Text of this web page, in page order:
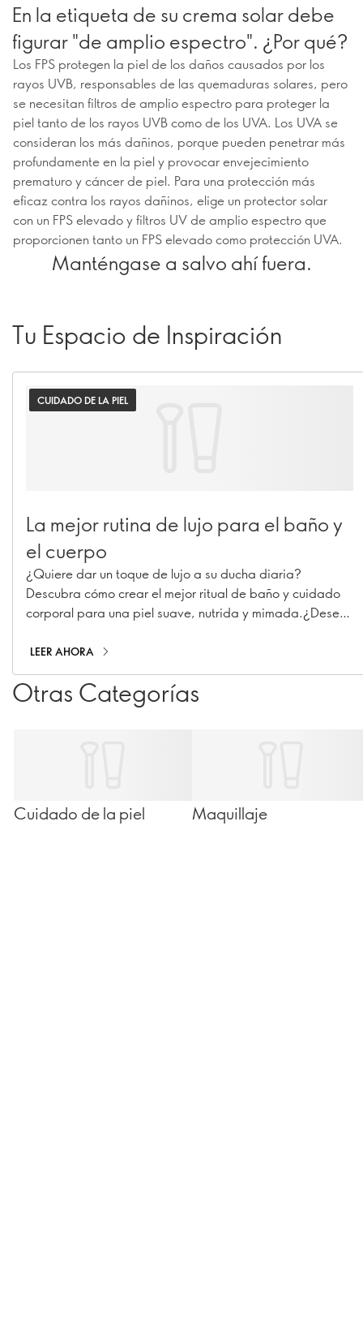
En la etiqueta de su crema solar debe
figurar "de amplio espectro". ¿Por qué?
Los FPS protegen la piel de los daños causados por los
rayos UVB, responsables de las quemaduras solares, pero
se necesitan filtros de amplio espectro para proteger la
piel tanto de los rayos UVB como de los UVA. Los UVA se
consideran los más dañinos, porque pueden penetrar más
profundamente en la piel y provocar envejecimiento
prematuro y cáncer de piel. Para una protección más
eficaz contra los rayos dañinos, elige un protector solar
con un FPS elevado y filtros UV de amplio espectro que
proporcionen tanto un FPS elevado como protección UVA.
Manténgase a salvo ahí fuera.
Tu Espacio de Inspiración
CUIDADO DE LA PIEL
La mejor rutina de lujo para el baño y
el cuerpo
¿Quiere dar un toque de lujo a su ducha diaria?
Descubra cómo crear el mejor ritual de baño y cuidado
corporal para una piel suave, nutrida y mimada.¿Desea
Descubra cómo crear el mejor ritual de baño y cuidado
corporal para una piel suave, nutrida y mimada.
LEER AHORA
Otras Categorías
Cuidado de la piel Maquillaje